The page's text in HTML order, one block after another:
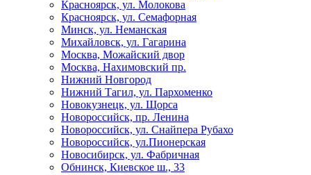
Красноярск, ул. Молокова
Красноярск, ул. Семафорная
Минск, ул. Неманская
Михайловск, ул. Гагарина
Москва, Можайский двор
Москва, Нахимовский пр.
Нижний Новгород
Нижний Тагил, ул. Пархоменко
Новокузнецк, ул. Щорса
Новороссийск, пр. Ленина
Новороссийск, ул. Снайпера Рубахо
Новороссийск, ул.Пионерская
Новосибирск, ул. Фабричная
Обнинск, Киевское ш., 33